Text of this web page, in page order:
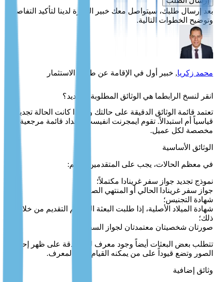
بعد إرسال طلبك، سيتواصل معك خبير الهجرة لدينا لتأكيد التفاصيل
وتوضيح الخطوات التالية.
محمد زكريا, خبير أول في الإقامة عن طريق الاستثمار
ما هي الوثائق المطلوبة للتجديد؟
تعتمد قائمة الوثائق الدقيقة على حالتك وما إذا كانت الحالة تجديداً
قياسياً أم استبدالاً. تقوم ايمجرنت انفيست بإعداد قائمة مرجعية
مخصصة لكل عميل.
الوثائق الأساسية
في معظم الحالات، يجب على المتقدمين تقديم:
نموذج تجديد جواز سفر غرينادا مكتملاً؛
جواز سفر غرينادا الحالي أو المنتهي الصلاحية؛
شهادة التجنيس؛
شهادة الميلاد الأصلية، إذا طلبت البعثة التي يتم التقديم من خلالها
ذلك؛
صورتان شخصيتان معتمدتان لجواز السفر.
تتطلب بعض البعثات أيضاً وجود معرف للمصادقة على ظهر إحدى
الصور وتضع قيوداً على من يمكنه القيام بدور المعرف.
وثائق إضافية